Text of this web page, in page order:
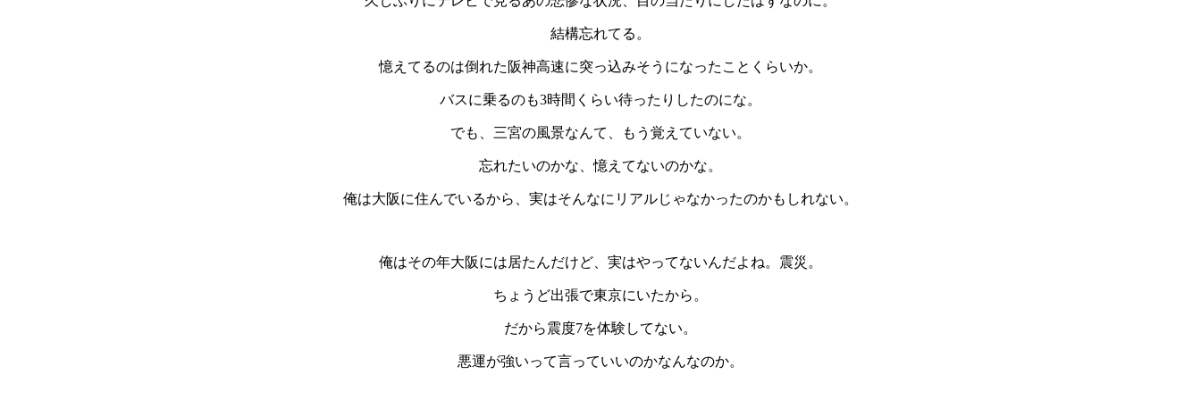
結構忘れてる。
憶えてるのは倒れた阪神高速に突っ込みそうになったことくらいか。
バスに乗るのも3時間くらい待ったりしたのにな。
でも、三宮の風景なんて、もう覚えていない。
忘れたいのかな、憶えてないのかな。
俺は大阪に住んでいるから、実はそんなにリアルじゃなかったのかもしれない。
俺はその年大阪には居たんだけど、実はやってないんだよね。震災。
ちょうど出張で東京にいたから。
だから震度7を体験してない。
悪運が強いって言っていいのかなんなのか。